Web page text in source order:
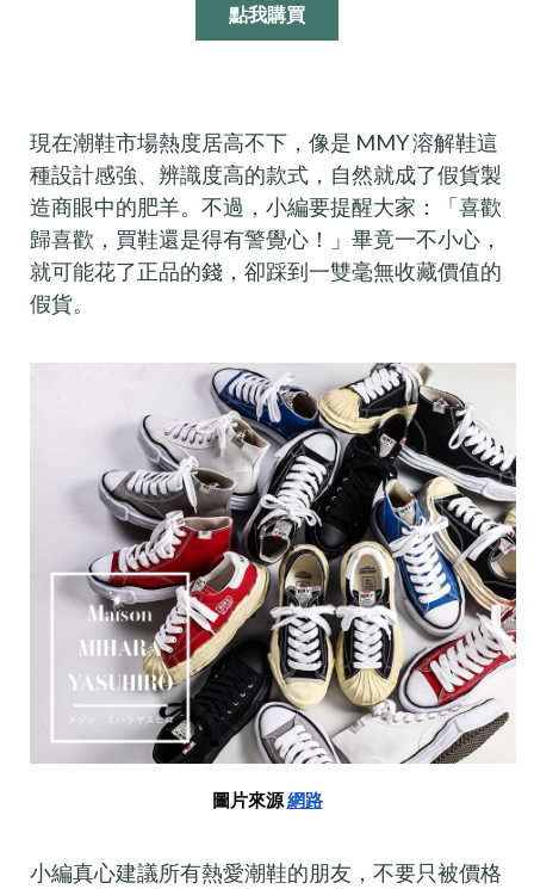
點我購買
現在潮鞋市場熱度居高不下，像是 MMY 溶解鞋這
種設計感強、辨識度高的款式，自然就成了假貨製
造商眼中的肥羊。不過，小編要提醒大家：「喜歡
歸喜歡，買鞋還是得有警覺心！」畢竟一不小心，
就可能花了正品的錢，卻踩到一雙毫無收藏價值的
假貨。
圖片來源網路
小編真心建議所有熱愛潮鞋的朋友，不要只被價格